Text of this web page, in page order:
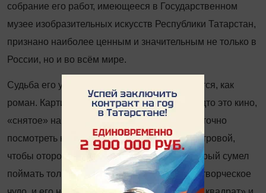
собрание его работ, имеющееся в Государственном
музее изобразительных искусств Республики Татарстан,
признано наиболее ценным и значительным не только в
России, но и во всём мире.
Судьба его удивительна, а биография читается, как
роман. Картины поражают живостью, как будто это кино,
«снятое» на холсте с помощью кисти. Достаточно
посмотреть на портрет студентки Маши Быстровой,
чтобы оторопеть от её жгучего взгляда, который сумел
поймать только Фешин, и никто другой. Это творческое